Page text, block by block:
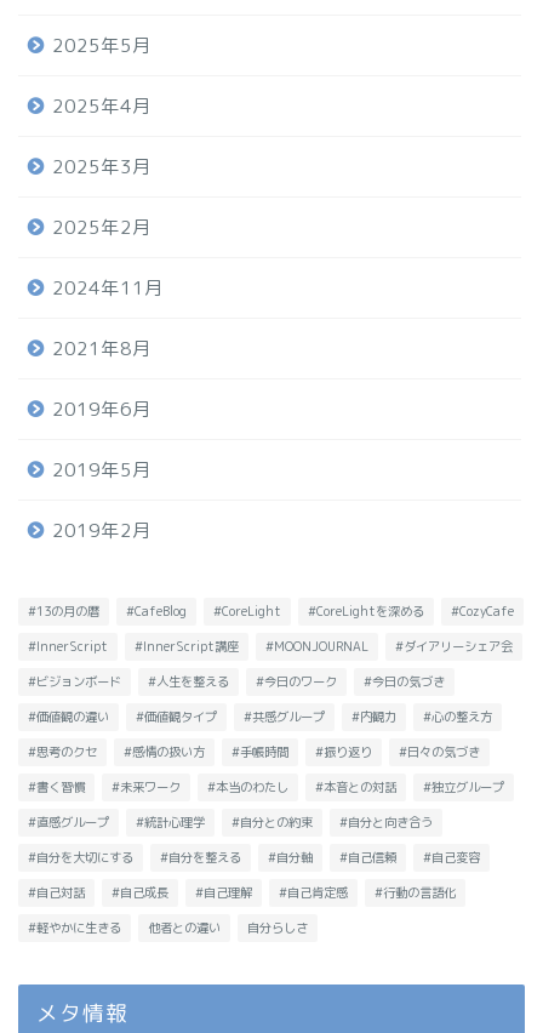
2025年5月
2025年4月
2025年3月
2025年2月
2024年11月
2021年8月
2019年6月
2019年5月
2019年2月
#13の月の暦 #CafeBlog #CoreLight #CoreLightを深める #CozyCafe
#InnerScript #InnerScript講座 #MOONJOURNAL #ダイアリーシェア会
#ビジョンボード #人生を整える #今日のワーク #今日の気づき
#価値観の違い #価値観タイプ #共感グループ #内観力 #心の整え方
#思考のクセ #感情の扱い方 #手帳時間 #振り返り #日々の気づき
#書く習慣 #未来ワーク #本当のわたし #本音との対話 #独立グループ
#直感グループ #統計心理学 #自分との約束 #自分と向き合う
#自分を大切にする #自分を整える #自分軸 #自己信頼 #自己変容
#自己対話 #自己成長 #自己理解 #自己肯定感 #行動の言語化
#軽やかに生きる 他者との違い 自分らしさ
メタ情報